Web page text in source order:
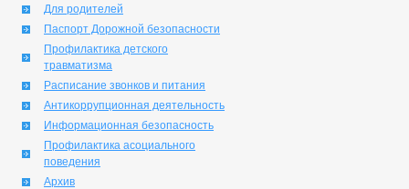
Для родителей
Паспорт Дорожной безопасности
Профилактика детского
травматизма
Расписание звонков и питания
Антикоррупционная деятельность
Информационная безопасность
Профилактика асоциального
поведения
Архив